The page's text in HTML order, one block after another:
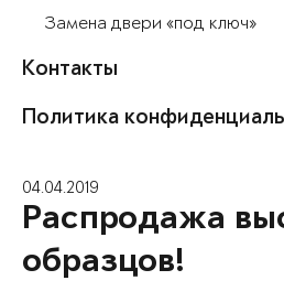
Замена двери «под ключ»
Контакты
Политика
04.04.2019
Распродажа
образцов!